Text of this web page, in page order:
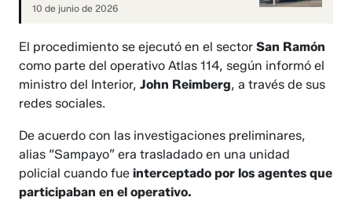
10 de junio de 2026
El procedimiento se ejecutó en el sectorSan Ramón
como parte del operativo Atlas 114, según informó el
ministro del Interior,John Reimberg, a través de sus
redes sociales.
De acuerdo con las investigaciones preliminares,
alias “Sampayo” era trasladado en una unidad
policial cuando fue interceptado por los agentes que
participaban en el operativo.